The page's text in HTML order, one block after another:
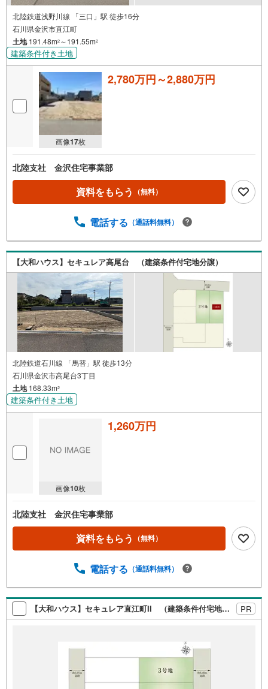
北陸鉄道浅野川線 「三口」駅 徒歩16分
石川県金沢市直江町
土地191.48m2 ～191.55m2
建築条件付き土地
画像17枚
2,780万円～2,880万円
北陸支社 金沢住宅事業部
資料をもらう （無料）
電話する （通話料無料）
【大和ハウス】セキュレア高尾台 （建築条件付宅地分譲）
北陸鉄道石川線 「馬替」駅 徒歩13分
石川県金沢市高尾台3丁目
土地168.33m2
建築条件付き土地
画像10枚
1,260万円
北陸支社 金沢住宅事業部
資料をもらう （無料）
電話する （通話料無料）
【大和ハウス】セキュレア直江町II （建築条件付宅地分譲） PR